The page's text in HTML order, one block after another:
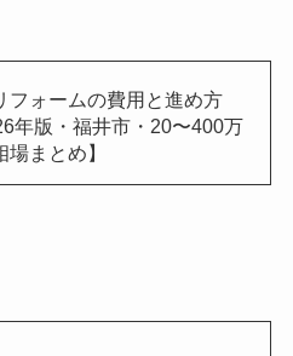
フォームの費用と進め方
年版・福井市・20〜400万
場まとめ】